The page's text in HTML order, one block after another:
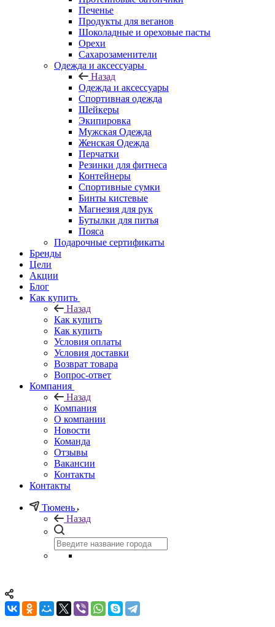
Печенье
Продукты для веганов
Шоколадные и ореховые пасты
Орехи
Сахарозаменители
Одежда и аксессуары
Назад
Одежда и аксессуары
Спортивная одежда
Шейкеры
Экипировка
Мужская Одежда
Женская Одежда
Перчатки
Резинки для фитнеса
Контейнеры
Спортивные сумки
Бинты кистевые
Магнезия для рук
Бутылки для питья
Пояса
Подарочные сертификаты
Бренды
Цели
Акции
Блог
Как купить
Назад
Как купить
Как купить
Условия оплаты
Условия доставки
Возврат товара
Вопрос-ответ
Компания
Назад
Компания
О компании
Новости
Команда
Отзывы
Вакансии
Контакты
Контакты
Тюмень
Назад